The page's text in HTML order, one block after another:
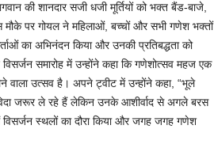
की शानदार सजी धजी मूर्तियों को भक्त बैंड-बाजे,
मौके पर गोयल ने महिलाओं, बच्चों और सभी गणेश भक्तों
का अभिनंदन किया और उनकी प्रतिबद्धता को
समारोह में उन्होंने कहा कि गणेशोत्सव महज एक
वाला उत्सव है। अपने ट्वीट में उन्होंने कहा, “भूले
जरूर ले रहे हैं लेकिन उनके आशीर्वाद से अगले बरस
विसर्जन स्थलों का दौरा किया और जगह जगह गणेश